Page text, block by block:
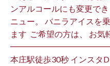
ンアルコールにも変更で
ニュー。 バニラアイスを
ます ⁡ ご希望の方は、 お気
━━━━━━━━━━━━━━
本庄駅徒歩30秒 インスタ